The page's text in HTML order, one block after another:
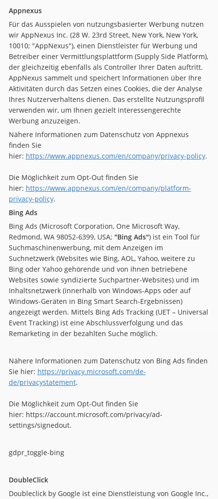
Appnexus
Für das Ausspielen von nutzungsbasierter Werbung nutzen
wir AppNexus Inc. (28 W. 23rd Street, New York, New York,
10010; "AppNexus"), einen Dienstleister für Werbung und
Betreiber einer Vermittlungsplattform (Supply Side Platform),
der gleichzeitig ebenfalls als Controller Ihrer Daten auftritt.
AppNexus sammelt und speichert Informationen über Ihre
Aktivitäten durch das Setzen eines Cookies, die der Analyse
Ihres Nutzerverhaltens dienen. Das erstellte Nutzungsprofil
verwenden wir, um Ihnen gezielt interessengerechte
Werbung anzuzeigen.
Nähere Informationen zum Datenschutz von Appnexus
finden Sie
hier: https://www.appnexus.com/en/company/privacy-policy.
Die Möglichkeit zum Opt-Out finden Sie
hier: https://www.appnexus.com/en/company/platform-
privacy-policy.
Bing Ads
Bing Ads (Microsoft Corporation, One Microsoft Way,
Redmond, WA 98052-6399, USA; "Bing Ads") ist ein Tool für
Suchmaschinenwerbung, mit dem Anzeigen im
Suchnetzwerk (Websites wie Bing, AOL, Yahoo, weitere zu
Bing oder Yahoo gehörende und von ihnen betriebene
Websites sowie syndizierte Suchpartner-Websites) und im
Inhaltsnetzwerk (innerhalb von Windows-Apps oder auf
Windows-Geräten in Bing Smart Search-Ergebnissen)
angezeigt werden. Mittels Bing Ads Tracking (UET – Universal
Event Tracking) ist eine Abschlussverfolgung und das
Remarketing in der bezahlten Suche möglich.
Nähere Informationen zum Datenschutz von Bing Ads finden
Sie hier: https://privacy.microsoft.com/de-
de/privacystatement.
Die Möglichkeit zum Opt-Out finden Sie
hier: https://account.microsoft.com/privacy/ad-
settings/signedout.
gdpr_toggle-bing
DoubleClick
Doubleclick by Google ist eine Dienstleistung von Google Inc.,